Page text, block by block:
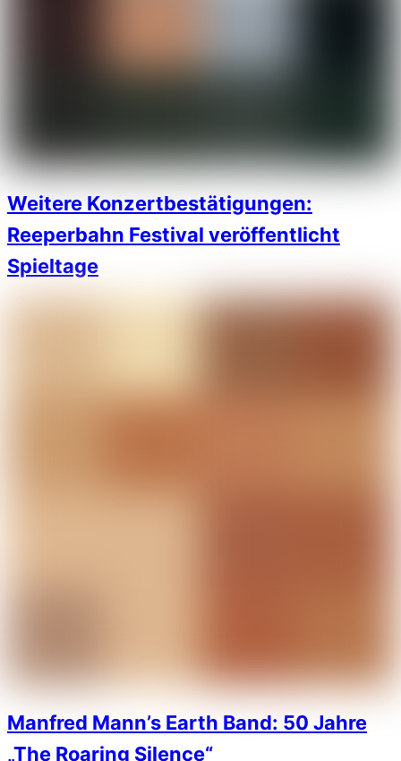
Weitere Konzertbestätigungen:
Reeperbahn Festival veröffentlicht
Spieltage
Manfred Mann’s Earth Band: 50 Jahre
„The Roaring Silence“